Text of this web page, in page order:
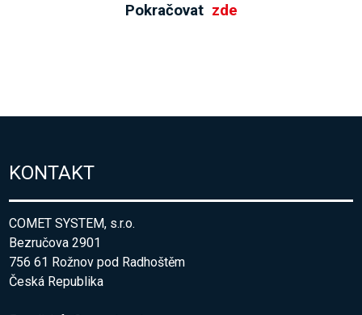
Pokračovat zde
KONTAKT
COMET SYSTEM, s.r.o.
Bezručova 2901
756 61 Rožnov pod Radhoštěm
Česká Republika